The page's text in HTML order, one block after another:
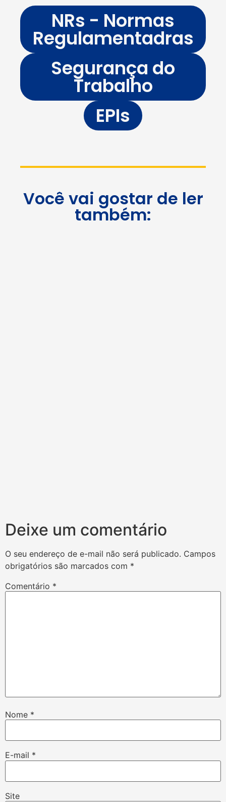
NRs - Normas
Regulamentadras
Segurança do
Trabalho
EPIs
Você vai gostar de ler
também:
Deixe um comentário
O seu endereço de e-mail não será publicado. Campos
obrigatórios são marcados com *
Comentário *
Nome *
E-mail *
Site